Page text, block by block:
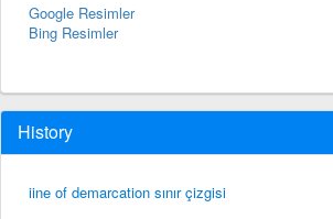
Google Resimler
Bing Resimler
History
iine of demarcation sınır çizgisi